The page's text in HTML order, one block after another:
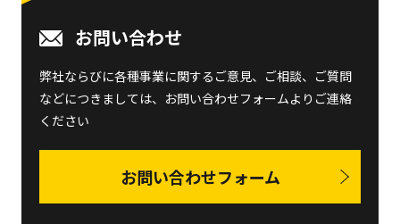
お問い合わせ
弊社ならびに各種事業に関するご意見、ご相談、ご質問
などにつきましては、 お問い合わせフォームよりご連絡
ください
お問い合わせフォーム